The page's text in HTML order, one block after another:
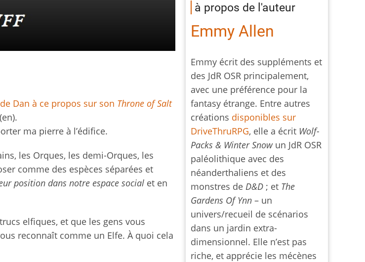
Dan à ce propos sur son Throne of Salt
(en).
ma pierre à l’édifice.
les Orques, les demi-Orques, les
comme des espèces séparées et
position dans notre espace social et en
elfiques, et que les gens vous
reconnaît comme un Elfe. À quoi cela
à propos de l'auteur
Emmy Allen
Emmy écrit des suppléments et
des JdR OSR principalement,
avec une préférence pour la
fantasy étrange. Entre autres
créations disponibles sur
DriveThruRPG, elle a écrit Wolf-
Packs & Winter Snowun JdR OSR
paléolithique avec des
néanderthaliens et des
monstres de D&D ; et The
Gardens Of Ynn – un
univers/recueil de scénarios
dans un jardin extra-
dimensionnel. Elle n’est pas
riche, et apprécie les mécènes